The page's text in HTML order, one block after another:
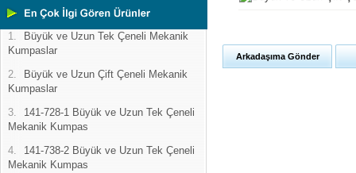
1.
Büyük ve Uzun Tek Çeneli Mekanik
Kumpaslar
2.
Büyük ve Uzun Çift Çeneli Mekanik
Kumpaslar
3.
141-728-1 Büyük ve Uzun Tek Çeneli
Mekanik Kumpas
4.
141-738-2 Büyük ve Uzun Tek Çeneli
Mekanik Kumpas
Arkadaşıma Gönder